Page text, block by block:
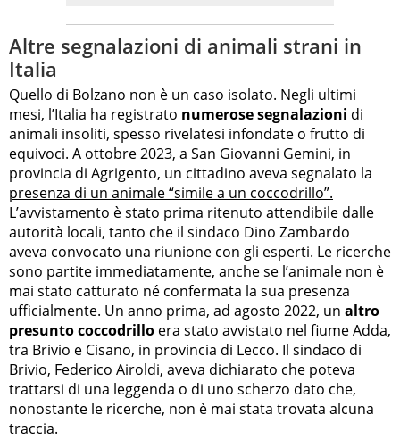
Altre segnalazioni di animali strani in
Italia
Quello di Bolzano non è un caso isolato. Negli ultimi
mesi, l’Italia ha registrato numerose segnalazioni di
animali insoliti, spesso rivelatesi infondate o frutto di
equivoci. A ottobre 2023, a San Giovanni Gemini, in
provincia di Agrigento, un cittadino aveva segnalato la
presenza di un animale “simile a un coccodrillo”.
L’avvistamento è stato prima ritenuto attendibile dalle
autorità locali, tanto che il sindaco Dino Zambardo
aveva convocato una riunione con gli esperti. Le ricerche
sono partite immediatamente, anche se l’animale non è
mai stato catturato né confermata la sua presenza
ufficialmente. Un anno prima, ad agosto 2022, un altro
presunto coccodrillo era stato avvistato nel fiume Adda,
tra Brivio e Cisano, in provincia di Lecco. Il sindaco di
Brivio, Federico Airoldi, aveva dichiarato che poteva
trattarsi di una leggenda o di uno scherzo dato che,
nonostante le ricerche, non è mai stata trovata alcuna
traccia.